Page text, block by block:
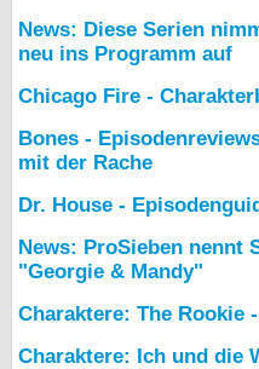
News: Diese Serien
neu ins Programm auf
Chicago Fire -
Bones -
mit der Rache
Dr. House -
News: ProSieben nennt
"Georgie & Mandy"
Charaktere: The Rookie
Charaktere: Ich und die